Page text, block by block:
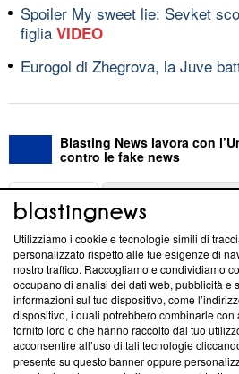
Spoiler My sweet lie: Sevket
figlia VIDEO
Eurogol di Zhegrova, la Juve
Blasting News lavora con
contro le fake news
ABOUT
Questa sezione offre informazioni
News, sui nostri processi editoriali e
creare news di qualità. Inoltre,
‘Trust Project - News with Integrity’
ancora membro del programma, ma
parte; Trust Project non ha ancora
conformità agli standard.
Utilizziamo i cookie e tecnologie simili di
personalizzato rispetto alle tue esigenze di
nostro traffico. Raccogliamo e condividiamo
occupano di analisi dei dati web, pubblicità e
informazioni sul tuo dispositivo, come
dispositivo, i quali potrebbero combinarle con
fornito loro o che hanno raccolto dal tuo
acconsentire all’uso di tali tecnologie
presente su questo banner oppure